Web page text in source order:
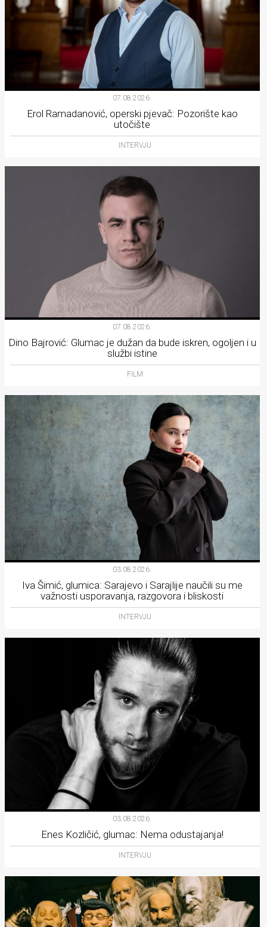
07.08.2026.
Erol Ramadanović, operski pjevač: Pozorište kao
utočište
INTERVJU
07.08.2026.
Dino Bajrović: Glumac je dužan da bude iskren, ogoljen i u
službi istine
FILM
03.08.2026.
Iva Šimić, glumica: Sarajevo i Sarajlije naučili su me
važnosti usporavanja, razgovora i bliskosti
INTERVJU
03.08.2026.
Enes Kozličić, glumac: Nema odustajanja!
INTERVJU